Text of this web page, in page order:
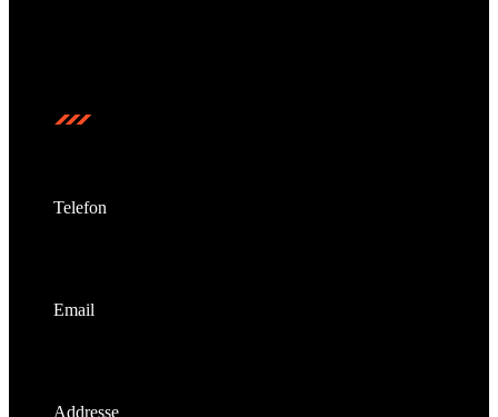
Telefon
Email
Addresse